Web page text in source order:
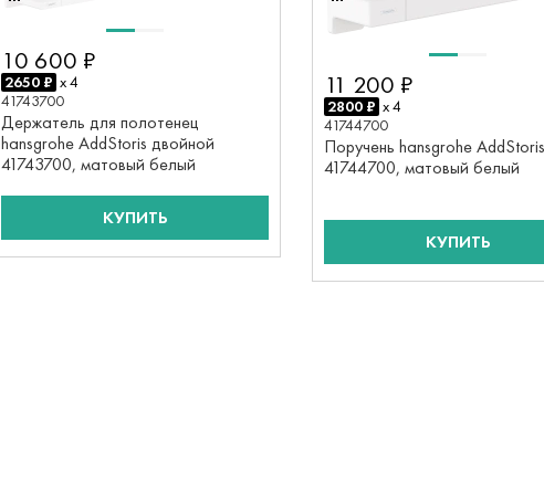
10 600 ₽
2650 ₽ x 4
41743700
Держатель для полотенец
hansgrohe AddStoris двойной
41743700, матовый белый
КУПИТЬ
11 200 ₽
2800 ₽ x 4
41744700
Поручень hansgrohe AddStoris
41744700, матовый белый
КУПИТЬ